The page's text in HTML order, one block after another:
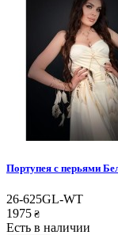
Портупея с перьями
26-625GL-WT
1975 ₴
Есть в наличии